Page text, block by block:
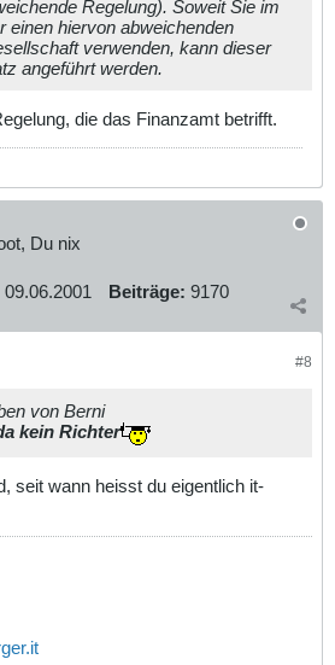
Regelung). Soweit Sie im
einen hiervon abweichenden
verwenden, kann dieser
angeführt werden.
die das Finanzamt betrifft.
Du nix
09.06.2001 Beiträge: 9170
#8
von Berni
kein Richter
seit wann heisst du eigentlich it-